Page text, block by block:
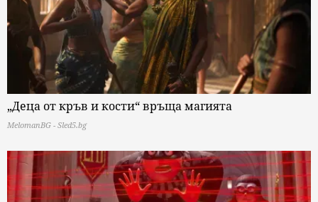
„Деца от кръв и кости“ връща магията
MelomanBG - Sled5.bg